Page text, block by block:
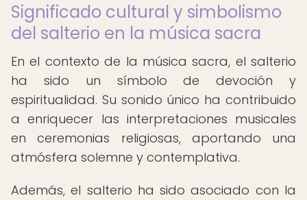
Significado cultural y simbolismo
del salterio en la música sacra
En el contexto de la música sacra, el salterio
ha sido un símbolo de devoción y
espiritualidad. Su sonido único ha contribuido
a enriquecer las interpretaciones musicales
en ceremonias religiosas, aportando una
atmósfera solemne y contemplativa.
Además, el salterio ha sido asociado con la